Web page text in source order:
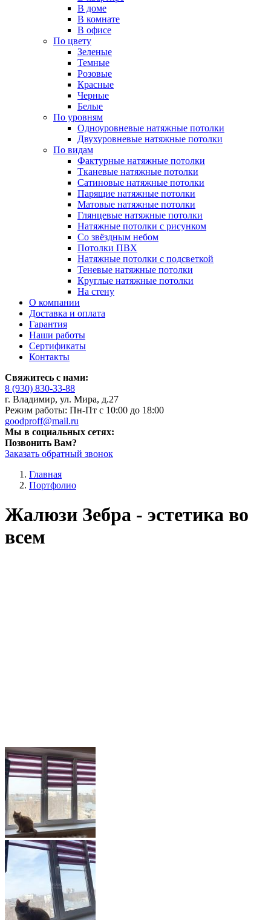
В доме
В комнате
В офисе
По цвету
Зеленые
Темные
Розовые
Красные
Черные
Белые
По уровням
Одноуровневые натяжные потолки
Двухуровневые натяжные потолки
По видам
Фактурные натяжные потолки
Тканевые натяжные потолки
Сатиновые натяжные потолки
Парящие натяжные потолки
Матовые натяжные потолки
Глянцевые натяжные потолки
Натяжные потолки с рисунком
Со звёздным небом
Потолки ПВХ
Натяжные потолки с подсветкой
Теневые натяжные потолки
Круглые натяжные потолки
На стену
О компании
Доставка и оплата
Гарантия
Наши работы
Сертификаты
Контакты
Свяжитесь с нами:
8 (930) 830-33-88
г. Владимир, ул. Мира, д.27
Режим работы: Пн-Пт с 10:00 до 18:00
goodproff@mail.ru
Мы в социальных сетях:
Позвонить Вам?
Заказать обратный звонок
Главная
Портфолио
Жалюзи Зебра - эстетика во
всем